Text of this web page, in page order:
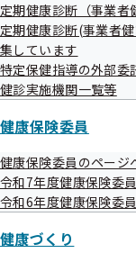
定期健康診断（事業
定期健康診断(事業者
集しています
特定保健指導の外部委
健診実施機関一覧等
健康保険委員
健康保険委員のページ
令和7年度健康保険委
令和6年度健康保険委
健康づくり
【いわて健康
ブ付与事業に
いて
【いわて健康
従業員さま向